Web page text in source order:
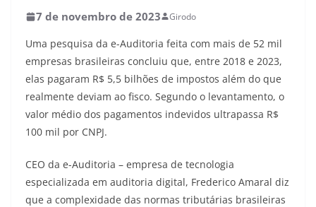
7 de novembro de 2023 Girodo
Uma pesquisa da e-Auditoria feita com mais de 52 mil
empresas brasileiras concluiu que, entre 2018 e 2023,
elas pagaram R$ 5,5 bilhões de impostos além do que
realmente deviam ao fisco. Segundo o levantamento, o
valor médio dos pagamentos indevidos ultrapassa R$
100 mil por CNPJ.
CEO da e-Auditoria – empresa de tecnologia
especializada em auditoria digital, Frederico Amaral diz
que a complexidade das normas tributárias brasileiras